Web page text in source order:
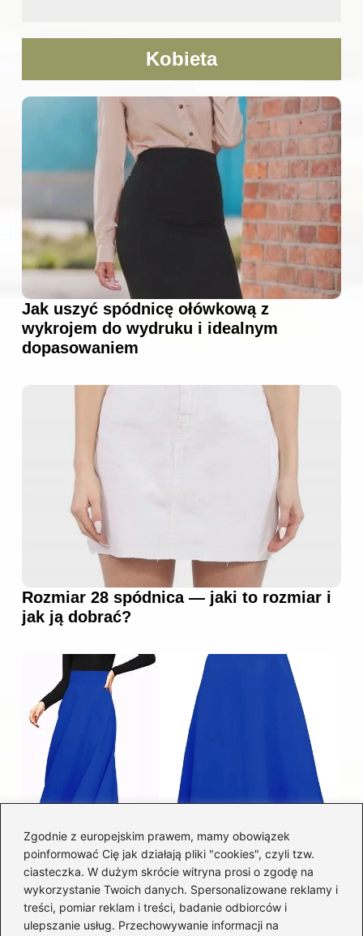
Zgodnie z europejskim prawem, mamy obowiązek
poinformować Cię jak działają pliki "cookies", czyli tzw.
ciasteczka. W dużym skrócie witryna prosi o zgodę na
wykorzystanie Twoich danych. Spersonalizowane reklamy i
treści, pomiar reklam i treści, badanie odbiorców i
ulepszanie usług. Przechowywanie informacji na
Kobieta
Jak uszyć spódnicę ołówkową z
wykrojem do wydruku i idealnym
dopasowaniem
Rozmiar 28 spódnica — jaki to rozmiar i
jak ją dobrać?
Łatwy sposób jak skrócić spódnicę z
półkoła w domu